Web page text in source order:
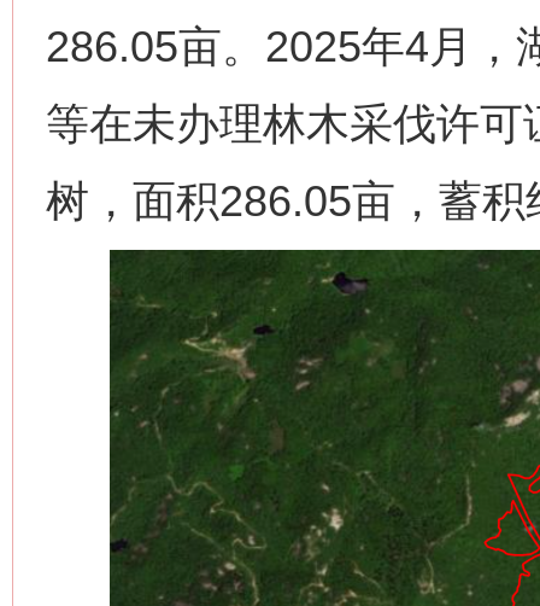
286.05亩。2025年4月，
等在未办理林木采伐许
树，面积286.05亩，蓄